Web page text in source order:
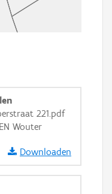
221.pdf
Wouter
Downloaden